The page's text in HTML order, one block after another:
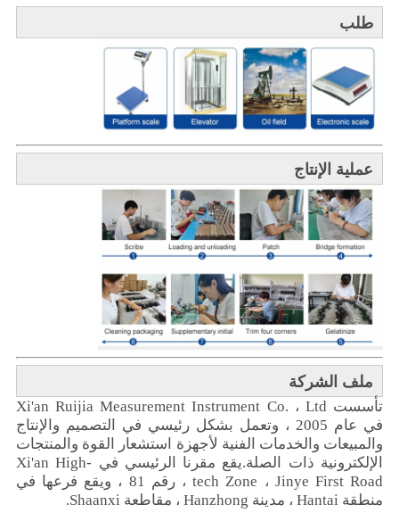
طلب
عملية الإنتاج
ملف الشركة
تأسست Xi'an Ruijia Measurement Instrument Co. ، Ltd
في عام 2005 ، وتعمل بشكل رئيسي في التصميم والإنتاج
والمبيعات والخدمات الفنية لأجهزة استشعار القوة والمنتجات
الإلكترونية ذات الصلة.يقع مقرنا الرئيسي في Xi'an High-
tech Zone ، Jinye First Road ، رقم 81 ، ويقع فرعها في
منطقة Hantai ، مدينة Hanzhong ، مقاطعة Shaanxi.